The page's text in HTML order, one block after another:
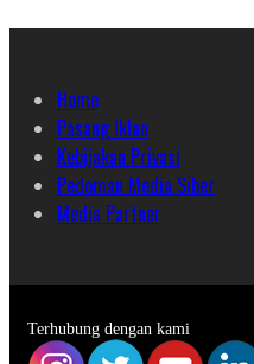
Home
Pasang Iklan
Kebijakan Privasi
Pedoman Media Siber
Media Partner
Terhubung dengan kami